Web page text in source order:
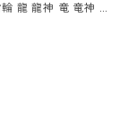
輪 龍 龍神 竜 竜神 金
スパイラル メンズ
ー